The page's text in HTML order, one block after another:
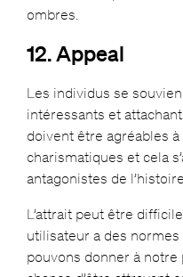
ombres.
12. Appeal
Les individus se
intéressants et
doivent être agréables
charismatiques et cela
antagonistes de
L’attrait peut être
utilisateur a des
pouvons donner à